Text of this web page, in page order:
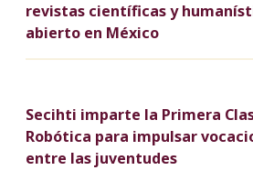
revistas científicas y
abierto en México
Secihti imparte la Primera
Robótica para impulsar
entre las juventudes